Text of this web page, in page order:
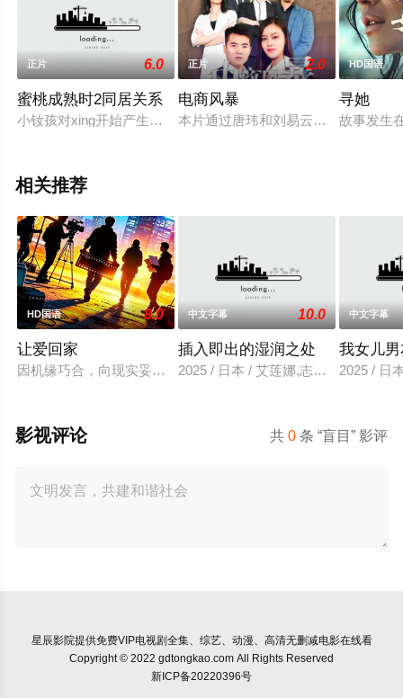
正片 6.0
蜜桃成熟时2同居关系
小钕孩对xing开始产生好奇，渴求长大，岂料梦想成真，一夜
正片 2.0
电商风暴
本片通过唐玮和刘易云两个阳光的大
HD国语
寻她
故事发生
相关推荐
HD国语 8.0
让爱回家
因机缘巧合，向现实妥协的导演朱达仁萌生拍一部《河南人在
中文字幕 10.0
插入即出的湿润之处
2025 / 日本 / 艾莲娜,志美健
中文字幕
我女儿
2025 / 日
共0 条 “盲目” 影评
影视评论
星辰影院提供免费VIP电视剧全集、综艺、动漫、高清无删减电影在线看
Copyright © 2022 gdtongkao.com All Rights Reserved
新ICP备20220396号